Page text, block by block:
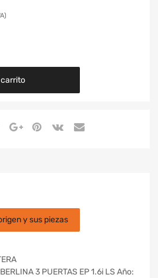
y sus piezas
3 PUERTAS EP 1.6i LS Año: